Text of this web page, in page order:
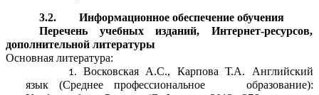
3.2. Информационное обеспечение обучения
Перечень учебных изданий, Интернет-ресурсов,
дополнительной литературы
Основная литература:
Восковская А.С., Карпова Т.А. Английский
язык (Среднее профессиональное образование):